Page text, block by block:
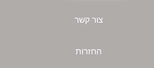
צור קשר
החזרות